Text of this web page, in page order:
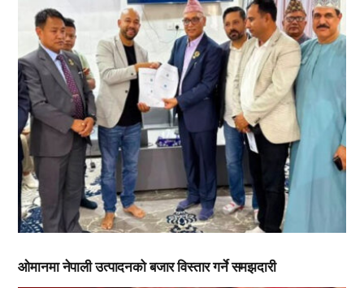
ओमानमा नेपाली उत्पादनको बजार विस्तार गर्ने समझदारी